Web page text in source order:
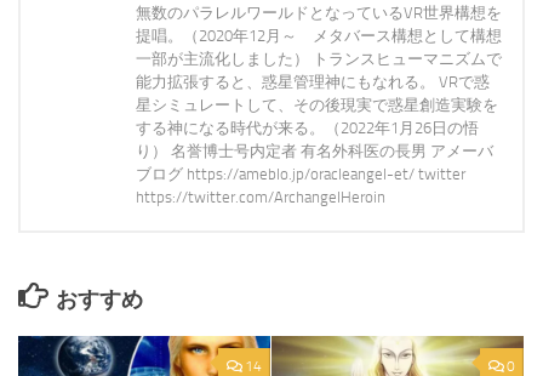
無数のパラレルワールドとなっているVR世界構想を
提唱。（2020年12月～ メタバース構想として構想
一部が主流化しました） トランスヒューマニズムで
能力拡張すると、惑星管理神にもなれる。 VRで惑
星シミュレートして、その後現実で惑星創造実験を
する神になる時代が来る。（2022年1月26日の悟
り） 名誉博士号内定者 有名外科医の長男 アメーバ
ブログ https://ameblo.jp/oracleangel-et/ twitter
https://twitter.com/ArchangelHeroin
おすすめ
14 0